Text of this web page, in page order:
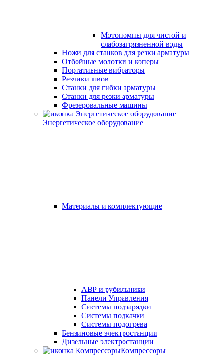
Мотопомпы для чистой и
слабозагрязненной воды
Ножи для станков для резки арматуры
Отбойные молотки и коперы
Портативные вибраторы
Резчики швов
Станки для гибки арматуры
Станки для резки арматуры
Фрезеровальные машины
Энергетическое оборудование
Материалы и комплектующие
АВР и рубильники
Панели Управления
Системы подзарядки
Системы подкачки
Системы подогрева
Бензиновые электростанции
Дизельные электростанции
Компрессоры